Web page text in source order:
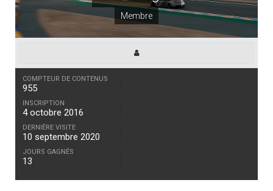
Membre
COMPTEUR DE CONTENUS
955
INSCRIPTION
4 octobre 2016
DERNIÈRE VISITE
10 septembre 2020
JOURS GAGNÉS
13